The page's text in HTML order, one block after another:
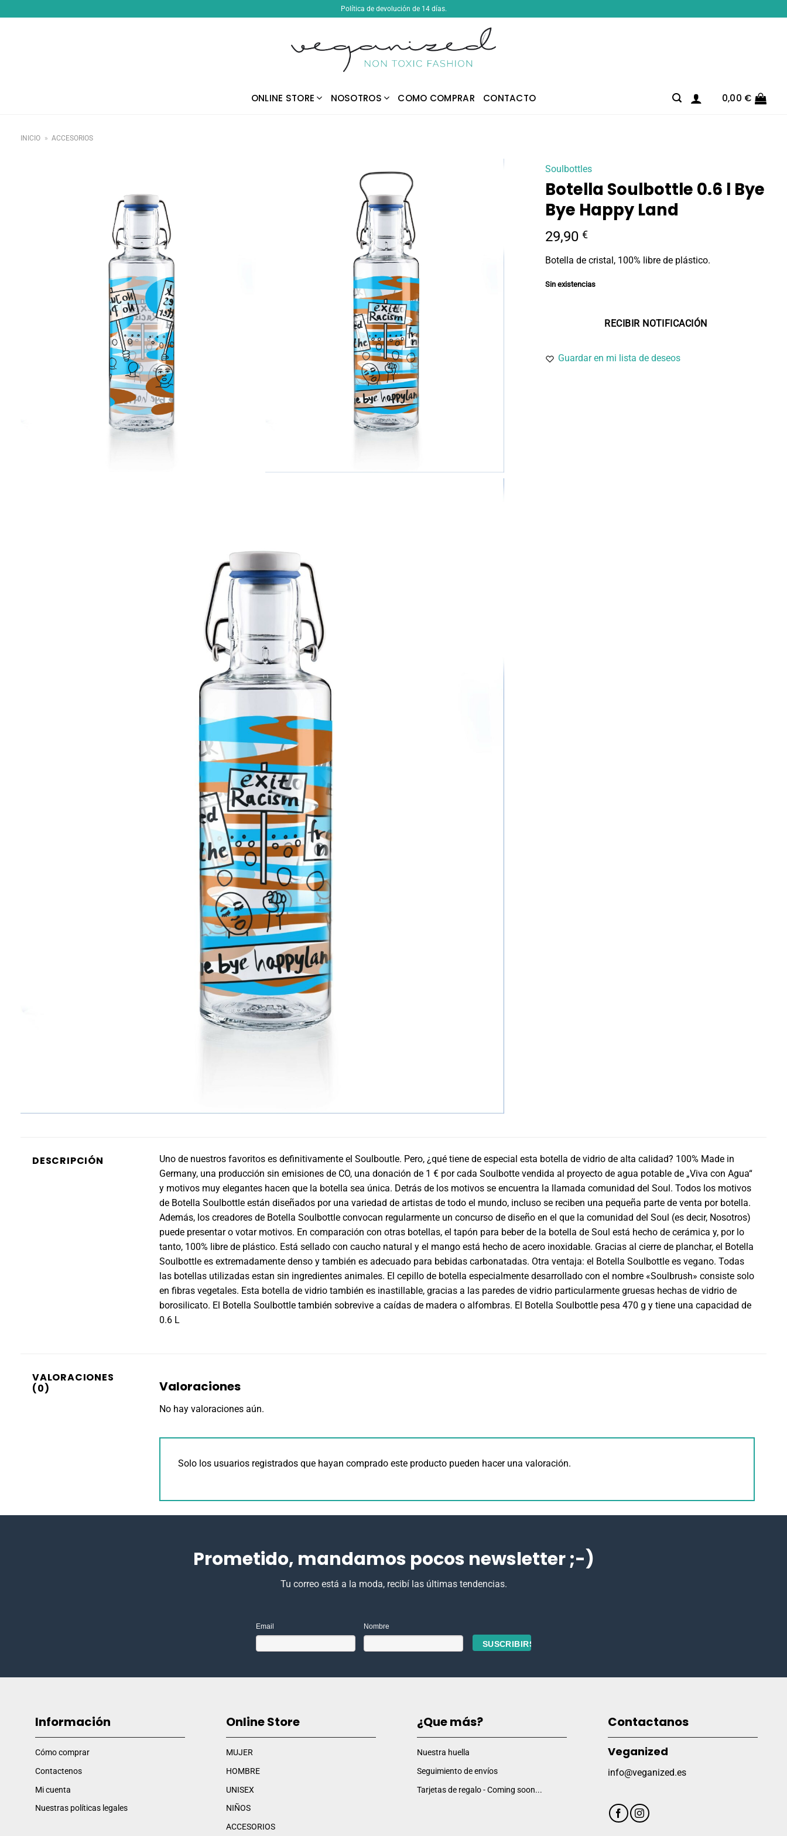
al
Política de devolución de 14 días.
ONLINE STORE NOSOTROS COMO COMPRAR CONTACTO 0,00 €
INICIO » ACCESORIOS
Soulbottles
Botella Soulbottle 0.6 l Bye
Bye Happy Land
29,90 €
Botella de cristal, 100% libre de plástico.
Sin existencias
Guardar en mi lista de deseos
DESCRIPCIÓN
Uno de nuestros favoritos es definitivamente el Soulboutle. Pero, ¿qué tiene de especial esta botella de vidrio de alta calidad? 100% Made in
Germany, una producción sin emisiones de CO, una donación de 1 € por cada Soulbotte vendida al proyecto de agua potable de „Viva con Agua“
y motivos muy elegantes hacen que la botella sea única. Detrás de los motivos se encuentra la llamada comunidad del Soul. Todos los motivos
de Botella Soulbottle están diseñados por una variedad de artistas de todo el mundo, incluso se reciben una pequeña parte de venta por botella.
Además, los creadores de Botella Soulbottle convocan regularmente un concurso de diseño en el que la comunidad del Soul (es decir, Nosotros)
puede presentar o votar motivos. En comparación con otras botellas, el tapón para beber de la botella de Soul está hecho de cerámica y, por lo
tanto, 100% libre de plástico. Está sellado con caucho natural y el mango está hecho de acero inoxidable. Gracias al cierre de planchar, el Botella
Soulbottle es extremadamente denso y también es adecuado para bebidas carbonatadas. Otra ventaja: el Botella Soulbottle es vegano. Todas
las botellas utilizadas estan sin ingredientes animales. El cepillo de botella especialmente desarrollado con el nombre «Soulbrush» consiste solo
en fibras vegetales. Esta botella de vidrio también es inastillable, gracias a las paredes de vidrio particularmente gruesas hechas de vidrio de
borosilicato. El Botella Soulbottle también sobrevive a caídas de madera o alfombras. El Botella Soulbottle pesa 470 g y tiene una capacidad de
0.6 L
VALORACIONES
(0)
Valoraciones
No hay valoraciones aún.
Solo los usuarios registrados que hayan comprado este producto pueden hacer una valoración.
Prometido, mandamos pocos newsletter ;-)
Tu correo está a la moda, recibí las últimas tendencias.
Email Nombre
Información
Cómo comprar
Contactenos
Mi cuenta
Nuestras políticas legales
Online Store
MUJER
HOMBRE
UNISEX
NIÑOS
ACCESORIOS
¿Que más?
Nuestra huella
Seguimiento de envíos
Tarjetas de regalo - Coming soon...
Contactanos
Veganized
info@veganized.es